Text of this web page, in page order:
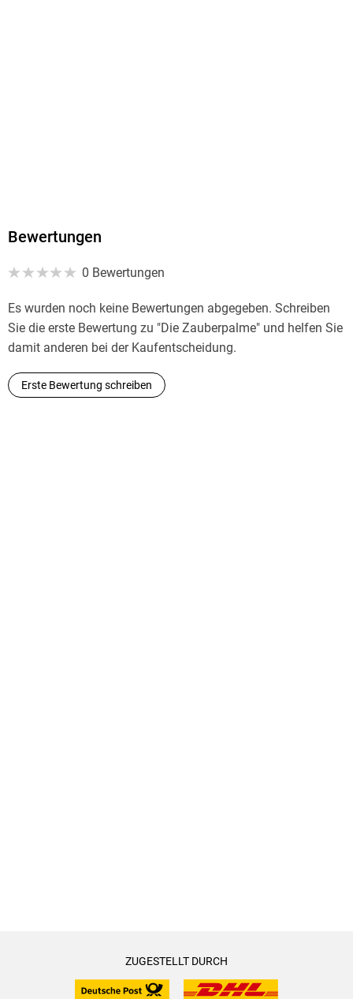
Hörspiel
4066004600734
Bewertungen
0 Bewertungen
Es wurden noch keine Bewertungen abgegeben. Schreiben
Sie die erste Bewertung zu "Die Zauberpalme" und helfen Sie
damit anderen bei der Kaufentscheidung.
Erste Bewertung schreiben
ZUGESTELLT DURCH